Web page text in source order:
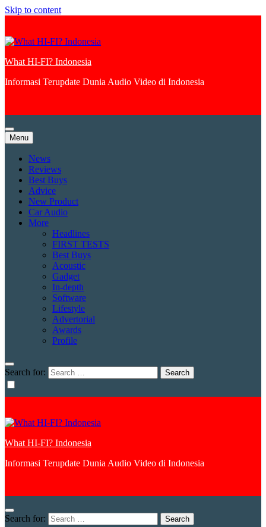
Skip to content
What HI-FI? Indonesia
Informasi Terupdate Dunia Audio Video di Indonesia
Menu
News
Reviews
Best Buys
Advice
New Product
Car Audio
More
Headlines
FIRST TESTS
Best Buys
Acoustic
Gadget
In-depth
Software
Lifestyle
Advertorial
Awards
Profile
Search for:
What HI-FI? Indonesia
Informasi Terupdate Dunia Audio Video di Indonesia
Search for: